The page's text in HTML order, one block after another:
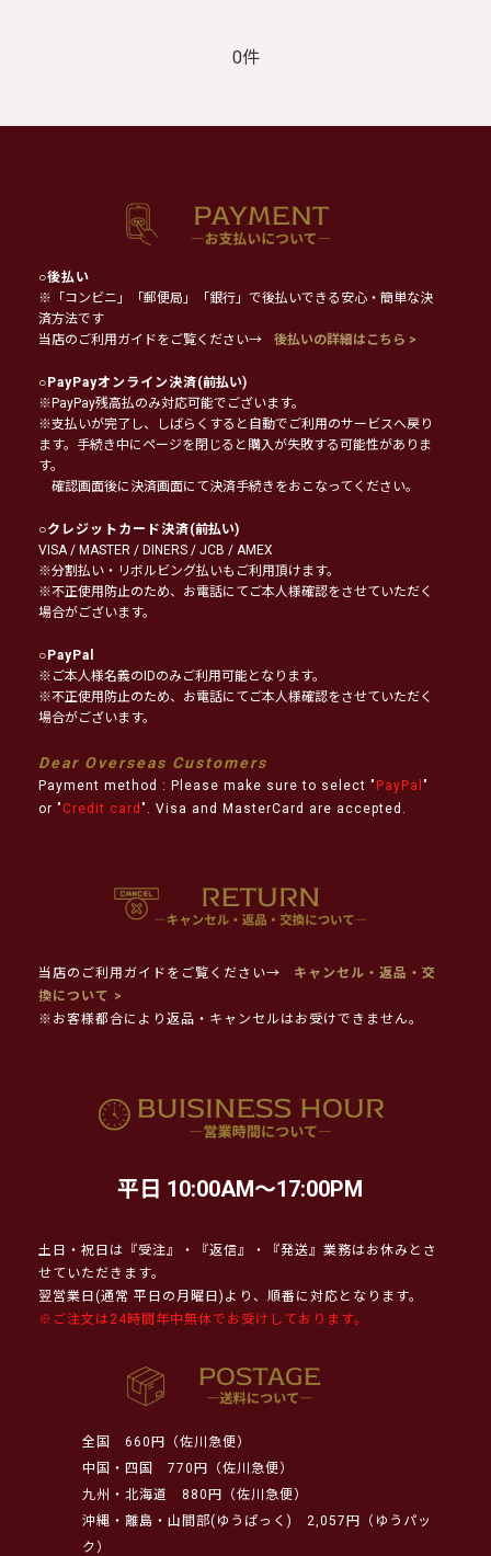
0件
○後払い
※「コンビニ」「郵便局」「銀行」で後払いできる安心・簡単な決
済方法です
当店のご利用ガイドをご覧ください→
後払いの詳細はこちら >
○PayPayオンライン決済(前払い)
※PayPay残高払のみ対応可能でございます。
※支払いが完了し、しばらくすると自動でご利用のサービスへ戻り
ます。手続き中にページを閉じると購入が失敗する可能性がありま
す。
確認画面後に決済画面にて決済手続きをおこなってください。
○クレジットカード決済(前払い)
VISA / MASTER / DINERS / JCB / AMEX
※分割払い・リボルビング払いもご利用頂けます。
※不正使用防止のため、お電話にてご本人様確認をさせていただく
場合がございます。
○PayPal
※ご本人様名義のIDのみご利用可能となります。
※不正使用防止のため、お電話にてご本人様確認をさせていただく
場合がございます。
Dear Overseas Customers
Payment method : Please make sure to select " PayPal "
or " Credit card ". Visa and MasterCard are accepted.
当店のご利用ガイドをご覧ください→
キャンセル・返品・交
換について >
※お客様都合により返品・キャンセルはお受けできません。
平日 10:00AM～17:00PM
土日・祝日は『受注』・『返信』・『発送』業務はお休みとさ
せていただきます。
翌営業日(通常 平日の月曜日)より、順番に対応となります。
※ご注文は24時間年中無休でお受けしております。
全国
660円（佐川急便）
中国・四国
770円（佐川急便）
九州・北海道
880円（佐川急便）
沖縄・離島・山間部(ゆうぱっく)
2,057円（ゆうパッ
ク）